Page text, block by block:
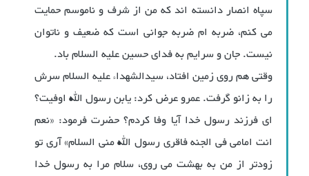
سپاه انصار دانسته اند که من از شرف و ناموسم حمایت
می کنم، ضربه ام ضربه جوانی است که ضعیف و ناتوان
نیست. جان و سرایم به فدای حسین علیه السلام باد.
وقتی هم روی زمین افتاد، سیدالشهداء علیه السلام سرش
را به زانو گرفت. عمرو عرض کرد: یابن رسول الله اوفیت؟
ای فرزند رسول خدا آیا وفا کردم؟ حضرت فرمود: «نعم
انت امامی فی الجنه فاقری رسول الله منی السلام» آری تو
زودتر از من به بهشت می روی، سلام مرا به رسول خدا